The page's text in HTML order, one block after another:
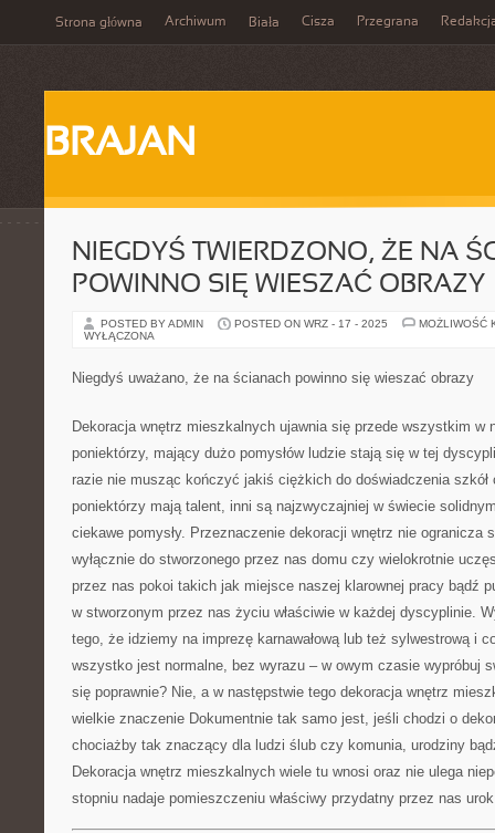
Strona główna Archiwum Biała Cisza Przegrana
BRAJAN
NIEGDYŚ TWIERDZONO, ŻE NA
POWINNO SIĘ WIESZAĆ OBRAZY
POSTED BY ADMIN POSTED ON WRZ - 17 - 2025
MOŻLIWOŚĆ
WYŁĄCZONA
Niegdyś uważano, że na ścianach powinno się wieszać obrazy
Dekoracja wnętrz mieszkalnych ujawnia się przede wszystkim w
poniektórzy, mający dużo pomysłów ludzie stają się w tej
razie nie musząc kończyć jakiś ciężkich do doświadczenia szkół
poniektórzy mają talent, inni są najzwyczajniej w świecie
ciekawe pomysły. Przeznaczenie dekoracji wnętrz nie ogranicza
wyłącznie do stworzonego przez nas domu czy wielokrotnie
przez nas pokoi takich jak miejsce naszej klarownej pracy bądź
w stworzonym przez nas życiu właściwie w każdej dyscyplinie.
tego, że idziemy na imprezę karnawałową lub też sylwestrową i
wszystko jest normalne, bez wyrazu – w owym czasie wypróbuj
się poprawnie? Nie, a w następstwie tego dekoracja wnętrz
wielkie znaczenie Dokumentnie tak samo jest, jeśli chodzi o
chociażby tak znaczący dla ludzi ślub czy komunia, urodziny
Dekoracja wnętrz mieszkalnych wiele tu wnosi oraz nie ulega
stopniu nadaje pomieszczeniu właściwy przydatny przez nas